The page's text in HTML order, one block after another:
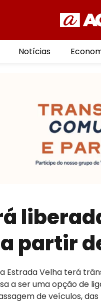
Notícias
a partir
Estrada Velha terá
a ser uma opção de
de veículos, das